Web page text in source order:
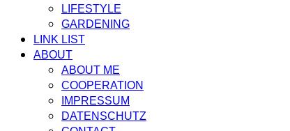
LIFESTYLE
GARDENING
LINK LIST
ABOUT
ABOUT ME
COOPERATION
IMPRESSUM
DATENSCHUTZ